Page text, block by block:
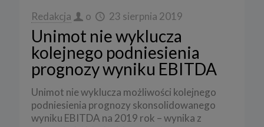
Redakcja o 23 sierpnia 2019
Unimot nie wyklucza
kolejnego podniesienia
prognozy wyniku EBITDA
Unimot nie wyklucza możliwości kolejnego
podniesienia prognozy skonsolidowanego
wyniku EBITDA na 2019 rok – wynika z